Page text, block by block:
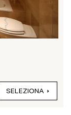
SELEZIONA